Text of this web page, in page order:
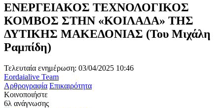
ΕΝΕΡΓΕΙΑΚΟΣ ΤΕΧΝΟΛΟΓΙΚΟΣ
ΚΟΜΒΟΣ ΣΤΗΝ «ΚΟΙΛΑΔΑ» ΤΗΣ
ΔΥΤΙΚΗΣ ΜΑΚΕΔΟΝΙΑΣ (Του Μιχάλη
Ραμπίδη)
Τελευταία ενημέρωση: 03/04/2025 10:46
Eordaialive Team
Αρθρογραφία Επικαιρότητα
Κοινοποιήστε
6λ ανάγνωσης